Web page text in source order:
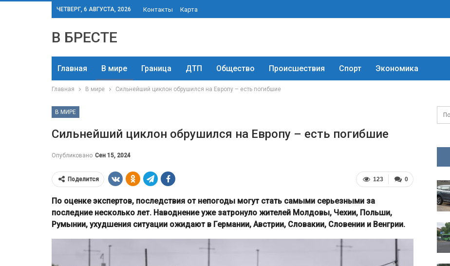
ЧЕТВЕРГ, 6 АВГУСТА, 2026 Контакты Карта
В БРЕСТЕ
Главная В мире Граница ДТП Общество Происшествия Спорт Экономика
Главная В мире Сильнейший циклон обрушился на Европу – есть погибшие
В МИРЕ
Сильнейший циклон обрушился на Европу – есть погибшие
Опубликовано Сен 15, 2024
0
123
Поделится
По оценке экспертов, последствия от непогоды могут стать самыми серьезными за
последние несколько лет. Наводнение уже затронуло жителей Молдовы, Чехии, Польши,
Румынии, ухудшения ситуации ожидают в Германии, Австрии, Словакии, Словении и Венгрии.